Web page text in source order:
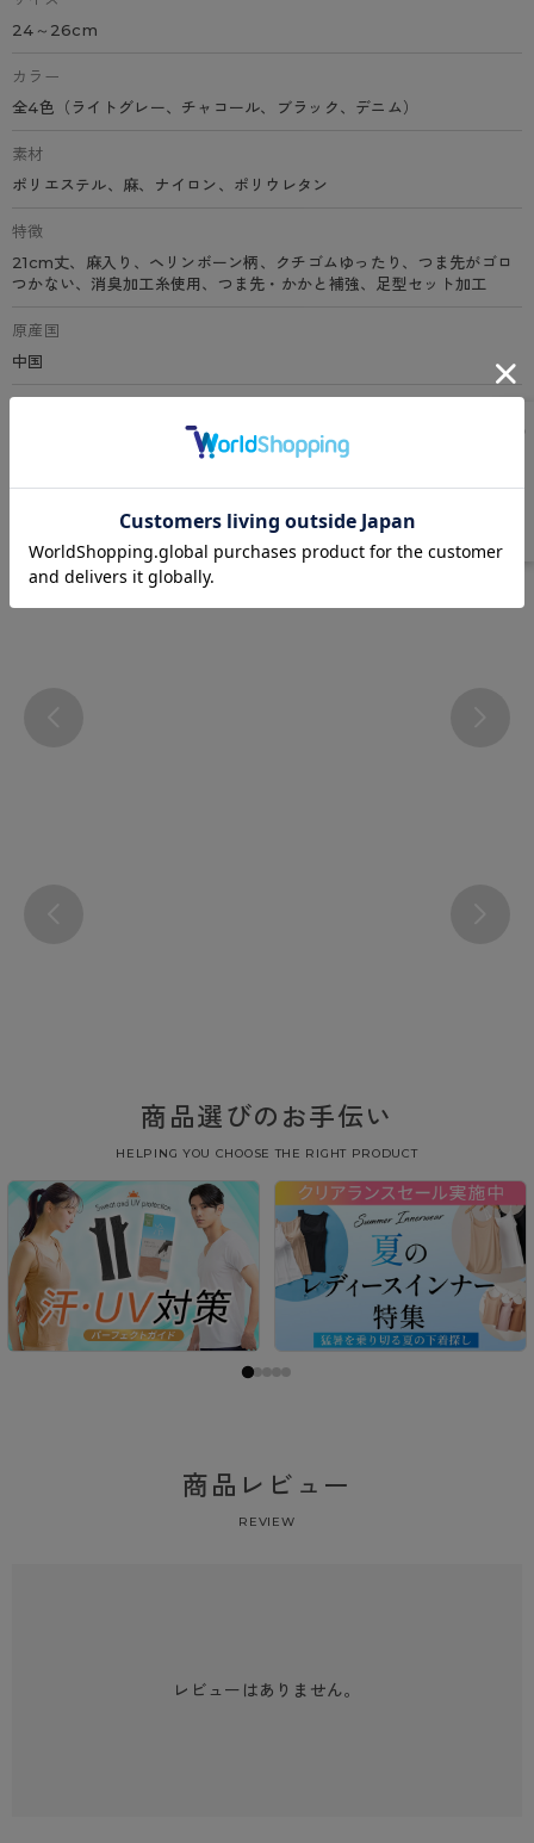
24～26cm
カラー
全4色（ライトグレー、チャコール、ブラック、デニム）
素材
ポリエステル、麻、ナイロン、ポリウレタン
特徴
21cm丈、麻入り、ヘリンボーン柄、クチゴムゆったり、つま先がゴロ
つかない、消臭加工糸使用、つま先・かかと補強、足型セット加工
原産国
中国
洗濯表示について よくある質問(FAQ)
Instagram
商品選びのお手伝い
HELPING YOU CHOOSE THE RIGHT PRODUCT
商品レビュー
REVIEW
レビューはありません。